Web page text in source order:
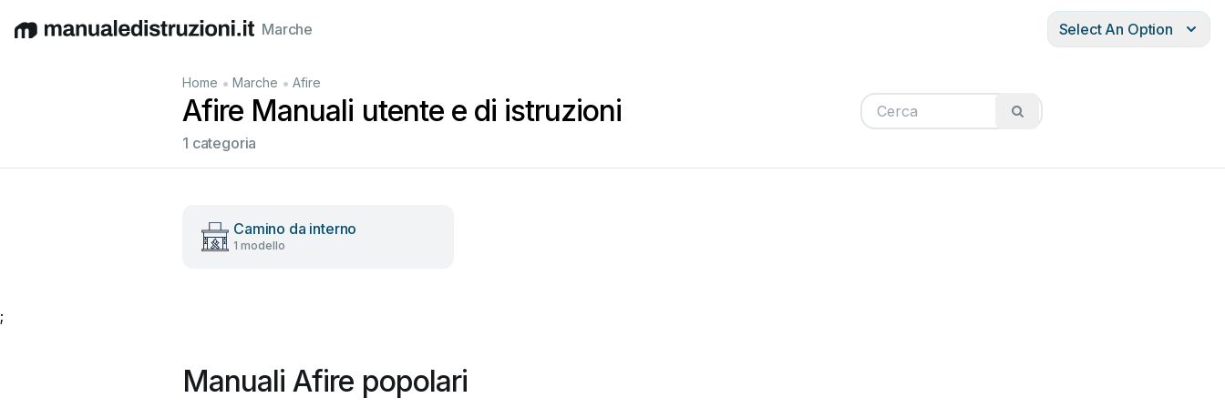
EnglishDeutschEspañol Italiano Français
Marche Select An Option
Home • Marche • Afire
Afire Manuali utente e di istruzioni
1 categoria
Camino da interno
1 modello
;
Manuali Afire popolari